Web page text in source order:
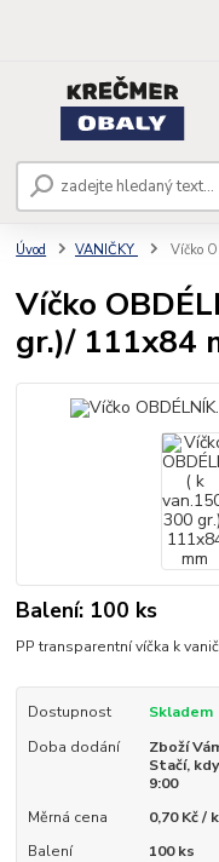
Úvod VANIČKY Víčko
Víčko
gr.)/ 111x84
Balení: 100 ks
PP transparentní víčka k
Dostupnost
Skladem
Doba dodání
Zboží
Stačí,
9:00
Měrná cena
0,70 Kč /
Balení
100 ks